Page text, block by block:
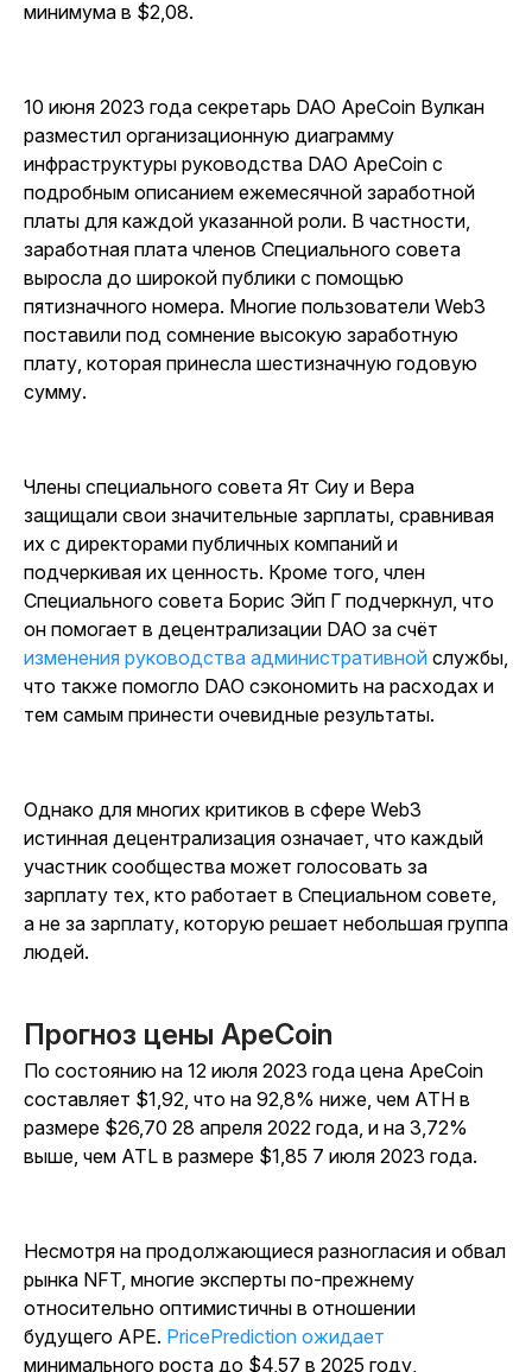
минимума в $2,08.
10 июня 2023 года секретарь DAO ApeCoin Вулкан
разместил организационную диаграмму
инфраструктуры руководства DAO ApeCoin с
подробным описанием ежемесячной заработной
платы для каждой указанной роли. В частности,
заработная плата членов Специального совета
выросла до широкой публики с помощью
пятизначного номера. Многие пользователи Web3
поставили под сомнение высокую заработную
плату, которая принесла шестизначную годовую
сумму.
Члены специального совета Ят Сиу и Вера
защищали свои значительные зарплаты, сравнивая
их с директорами публичных компаний и
подчеркивая их ценность. Кроме того, член
Специального совета Борис Эйп Г подчеркнул, что
он помогает в децентрализации DAO за счёт
изменения руководства административной службы,
что также помогло DAO сэкономить на расходах и
тем самым принести очевидные результаты.
Однако для многих критиков в сфере Web3
истинная децентрализация означает, что каждый
участник сообщества может голосовать за
зарплату тех, кто работает в Специальном совете,
а не за зарплату, которую решает небольшая группа
людей.
Прогноз цены ApeCoin
По состоянию на 12 июля 2023 года цена ApeCoin
составляет $1,92, что на 92,8% ниже, чем ATH в
размере $26,70 28 апреля 2022 года, и на 3,72%
выше, чем ATL в размере $1,85 7 июля 2023 года.
Несмотря на продолжающиеся разногласия и обвал
рынка NFT, многие эксперты по-прежнему
относительно оптимистичны в отношении
будущего APE. PricePrediction ожидает
минимального роста до $4,57 в 2025 году,